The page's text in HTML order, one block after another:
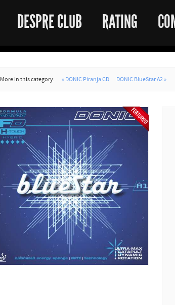
DESPRE CLUB RATING
More in this category: « DONIC Piranja CD DONIC BlueStar A2 »